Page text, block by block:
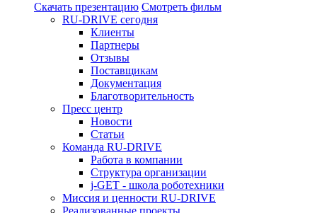
Скачать презентацию Смотреть фильм
RU-DRIVE сегодня
Клиенты
Партнеры
Отзывы
Поставщикам
Документация
Благотворительность
Пресс центр
Новости
Статьи
Команда RU-DRIVE
Работа в компании
Структура организации
j-GET - школа роботехники
Миссия и ценности RU-DRIVE
Реализованные проекты